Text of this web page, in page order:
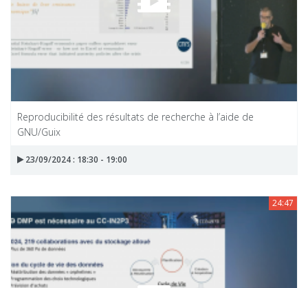
Reproducibilité des résultats de recherche à l’aide de
GNU/Guix
23/09/2024 : 18:30 - 19:00
24:47